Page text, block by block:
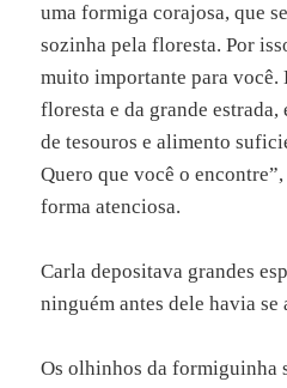
uma formiga corajosa, que
sozinha pela floresta. Por
muito importante para você.
floresta e da grande
de tesouros e alimento
Quero que você o
forma atenciosa.
Carla depositava grandes
ninguém antes dele havia
Os olhinhos da formiguinha